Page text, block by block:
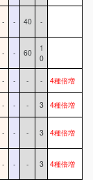
- - 40 -
- - 60
1
0
- - - - 4種倍増
- - - 3 4種倍増
- - - 3 4種倍増
- - - 3 4種倍増